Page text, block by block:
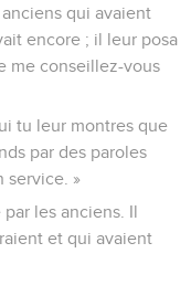
qui avaient
encore ; il leur posa
me conseillez-vous
tu leur montres que
par des paroles
service. »
les anciens. Il
et qui avaient